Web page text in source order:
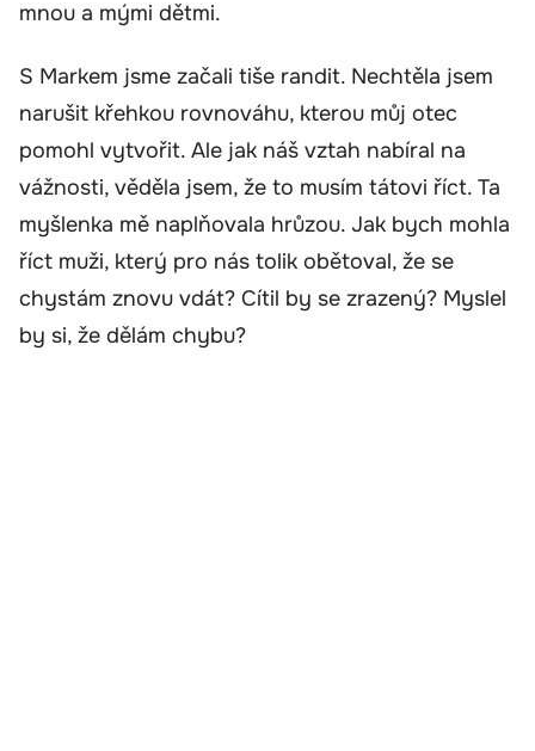
mnou a mými dětmi.
S Markem jsme začali tiše randit. Nechtěla jsem
narušit křehkou rovnováhu, kterou můj otec
pomohl vytvořit. Ale jak náš vztah nabíral na
vážnosti, věděla jsem, že to musím tátovi říct. Ta
myšlenka mě naplňovala hrůzou. Jak bych mohla
říct muži, který pro nás tolik obětoval, že se
chystám znovu vdát? Cítil by se zrazený? Myslel
by si, že dělám chybu?